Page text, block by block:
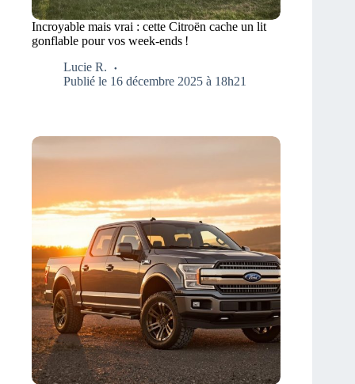
Incroyable mais vrai : cette Citroën cache un lit
gonflable pour vos week-ends !
Lucie R.
Publié le 16 décembre 2025 à 18h21